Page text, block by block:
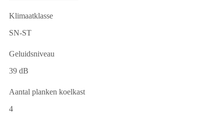
Klimaatklasse
SN-ST
Geluidsniveau
39 dB
Aantal planken koelkast
4